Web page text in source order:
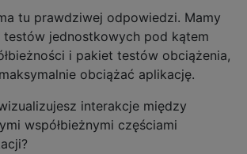
tu prawdziwej odpowiedzi. Mamy
testów jednostkowych pod kątem
i pakiet testów obciążenia,
obciążać aplikację.
interakcje między
współbieżnymi częściami